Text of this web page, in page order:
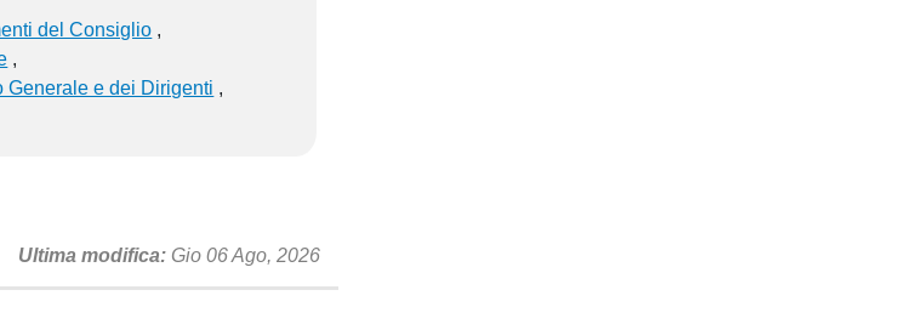
del Consiglio
Generale e dei Dirigenti
Ultima modifica Gio 06 Ago, 2026